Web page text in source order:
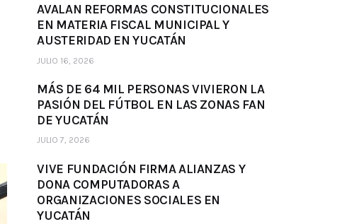
AVALAN REFORMAS CONSTITUCIONALES
EN MATERIA FISCAL MUNICIPAL Y
AUSTERIDAD EN YUCATÁN
JULIO 16, 2026
MÁS DE 64 MIL PERSONAS VIVIERON LA
PASIÓN DEL FÚTBOL EN LAS ZONAS FAN
DE YUCATÁN
JULIO 7, 2026
VIVE FUNDACIÓN FIRMA ALIANZAS Y
DONA COMPUTADORAS A
ORGANIZACIONES SOCIALES EN
YUCATÁN